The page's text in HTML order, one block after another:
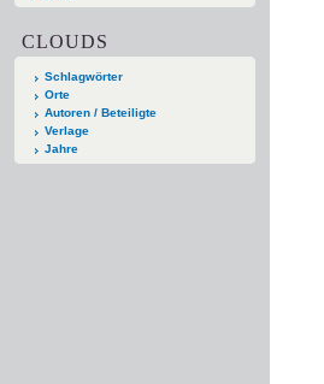
CLOUDS
Schlagwörter
Orte
Autoren / Beteiligte
Verlage
Jahre